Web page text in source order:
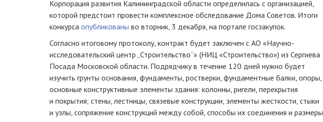
Корпорация развития Калининградской области определилась с организацией,
которой предстоит провести комплексное обследование Дома Советов. Итоги
конкурса опубликованы во вторник, 3 декабря, на портале госзакупок.
Согласно итоговому протоколу, контракт будет заключен с АО «Научно-
исследовательский центр „Строительство“» (НИЦ «Строительство») из Сергиева
Посада Московской области. Подрядчику в течение 120 дней нужно будет
изучить грунты основания, фундаменты, ростверки, фундаментные балки, опоры,
основные конструктивные элементы здания: колонны, ригели, перекрытия
и покрытия; стены, лестницы, связевые конструкции, элементы жесткости, стыки
и узлы, сопряжение конструкций между собой, способы их соединения и размеры